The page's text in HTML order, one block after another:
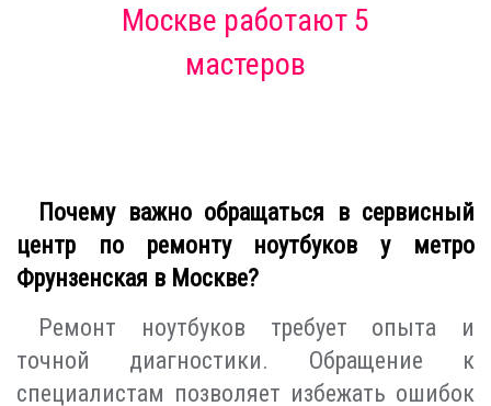
Москве работают 5
мастеров
Почему важно обращаться в сервисный
центр по ремонту ноутбуков у метро
Фрунзенская в Москве?
Ремонт ноутбуков требует опыта и
точной диагностики. Обращение к
специалистам позволяет избежать ошибок